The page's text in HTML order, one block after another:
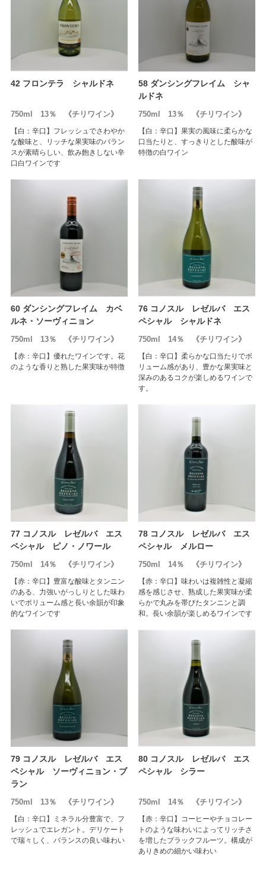
42 フロンテラ シャルドネ
750ml 13％ 《チリワイン》
【白：辛口】フレッシュでさわやか
な酸味と、リッチな果実味のバラン
スが素晴らしい、飲み飽きしない辛
口白ワインです
58 ダンシングフレイム シャ
ルドネ
750ml 13％ 《チリワイン》
【白：辛口】果実の風味に柔らかな
口当たりと、すっきりとした酸味が
特徴の白ワイン
60 ダンシングフレイム カベ
ルネ・ソーヴィニョン
750ml 13％ 《チリワイン》
【赤：辛口】優れたワインです。花
のような香りと熟した果実味が特徴
76 コノスル レゼルバ エス
ペシャル シャルドネ
750ml 14％ 《チリワイン》
【白：辛口】柔らかな口当たりでボ
リューム感があり、豊かな果実味と
深みのあるコクが楽しめるワインで
す。
77 コノスル レゼルバ エス
ペシャル ピノ・ノワール
750ml 14％ 《チリワイン》
【赤：辛口】豊富な酸味とタンニン
のある、力強いがっしりとした味わ
いでボリューム感と長い余韻が印象
的なワインです
78 コノスル レゼルバ エス
ペシャル メルロー
750ml 14％ 《チリワイン》
【赤：辛口】味わいは複雑性と凝縮
感を感じさせ、熟成した果実味が柔
らかで丸みを帯びたタンニンと調
和。長い余韻が楽しめるワインです
79 コノスル レゼルバ エス
ペシャル ソーヴィニョン・ブ
ラン
750ml 13％ 《チリワイン》
【白：辛口】ミネラル分豊富で、フ
レッシュでエレガント。デリケート
で瑞々しく、バランスの良い味わい
80 コノスル レゼルバ エス
ペシャル シラー
750ml 14％ 《チリワイン》
【赤：辛口】コーヒーやチョコレー
トのような味わいによってリッチさ
を増したブラックフルーツ。構成が
ありきめの細かい味わい